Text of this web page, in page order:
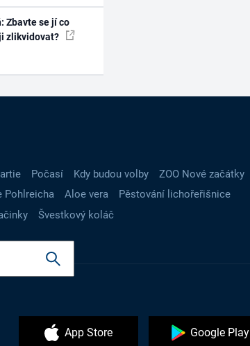
Zbavte se jí co
zlikvidovat?
Počasí Kdy budou volby
ZOO Nové začátky
Pohlreicha Aloe vera
Pěstování lichořeřišnice
Švestkový koláč
App Store Google Play